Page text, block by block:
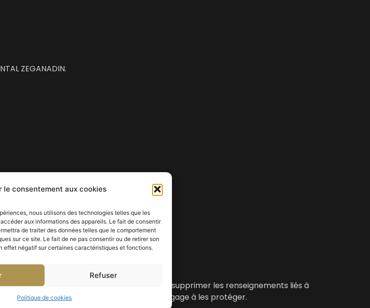
le consentement aux cookies
nous utilisons des technologies telles que les
aux informations des appareils. Le fait de consentir
de traiter des données telles que le comportement
sur ce site. Le fait de ne pas consentir ou de retirer son
effet négatif sur certaines caractéristiques et fonctions.
Refuser
Politique de cookies
ZEGANADIN.
vous pouvez à tout moment modifier ou supprimer les renseignements liés à
Marie-Chantal ZEGANADIN s’engage à les protéger.